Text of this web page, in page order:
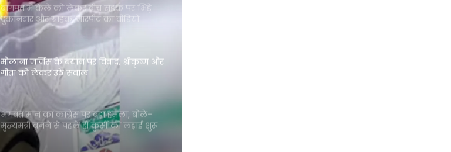
बागपत में केले को लेकर बीच सड़क पर भिड़े
दुकानदार और ग्राहक, मारपीट का वीडियो
वायरल
मौलाना जर्जिस के बयान पर विवाद, श्रीकृष्ण और
गीता को लेकर उठे सवाल
भगवंत मान का कांग्रेस पर बड़ा हमला, बोले-
मुख्यमंत्री बनने से पहले ही कुर्सी की लड़ाई शुरू